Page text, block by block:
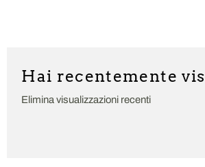
Hai recentemente
Elimina visualizzazioni recenti